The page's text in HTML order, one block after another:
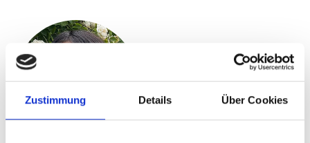
Zustimmung Details Über Cookies